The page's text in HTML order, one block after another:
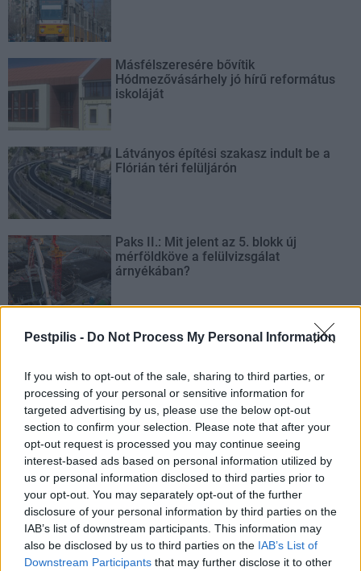
Pestpilis - Do Not Process My Personal Information
If you wish to opt-out of the sale, sharing to third parties, or
processing of your personal or sensitive information for
targeted advertising by us, please use the below opt-out
section to confirm your selection. Please note that after your
opt-out request is processed you may continue seeing
interest-based ads based on personal information utilized by
us or personal information disclosed to third parties prior to
your opt-out. You may separately opt-out of the further
disclosure of your personal information by third parties on the
IAB’s list of downstream participants. This information may
also be disclosed by us to third parties on the IAB’s List of
Downstream Participants that may further disclose it to other
Másfélszeresére bővítik
Hódmezővásárhely jó hírű református
iskoláját
Látványos építési szakasz indult be a
Flórián téri felüljárón
Paks II.: Mit jelent az 5. blokk új
mérföldköve a felülvizsgálat
árnyékában?
AJÁNLJUK MÉG
Országos
Megérkezett az eső a Duna vízgyűjtőjére